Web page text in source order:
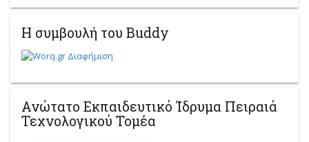
Η συμβουλή του Buddy
Ανώτατο Εκπαιδευτικό Ίδρυμα Πειραιά
Τεχνολογικού Τομέα